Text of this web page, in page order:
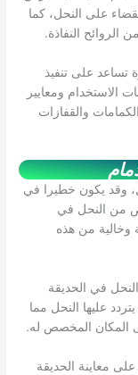
على النحل، كما
الروائح النفاذة.
تساعد على تنفيذ
الاستخدام ومعايير
والقفازات
وقد يكون خطيرا في
من النحل في
وخالية من هذه
في الحديقة
عليها النحل مما
المكان المخصص له.
معاينة الحديقة